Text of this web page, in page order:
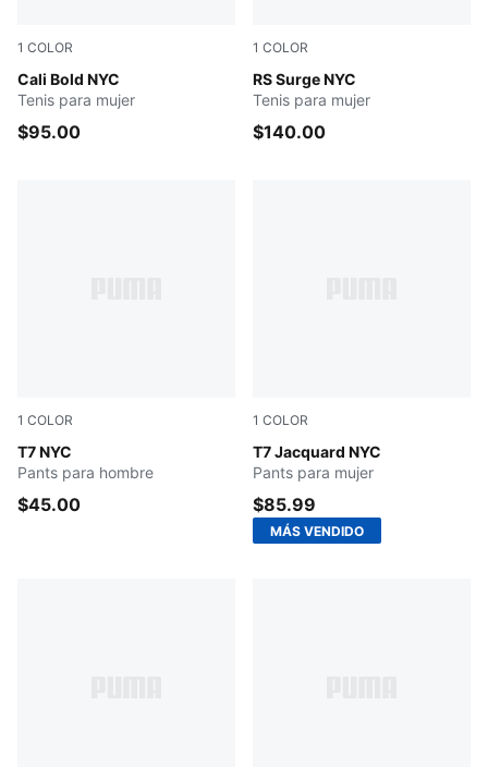
1 COLOR
Cali Bold NYC
PUMA White-Emerald Ice-Vibrant Green
Tenis para mujer
$95.00
1 COLOR
RS Surge NYC
Feather Gray-Gray Sky-Flat
Tenis para mujer
$140.00
1 COLOR
T7 NYC
Persian Blue
Pants para hombre
$45.00
1 COLOR
T7 Jacquard NYC
Chocolate Brown
Pants para mujer
$85.99
MÁS VENDIDO